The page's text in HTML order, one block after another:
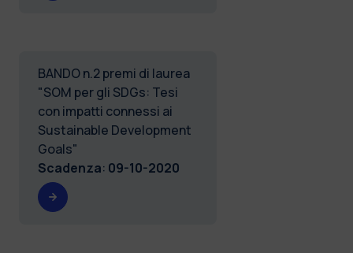
BANDO n.2 premi di laurea
"SOM per gli SDGs: Tesi
con impatti connessi ai
Sustainable Development
Goals"
Scadenza: 09-10-2020